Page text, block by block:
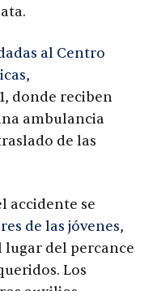
al Centro
,
donde reciben
ambulancia
de las
accidente se
de las jóvenes,
lugar del percance
Los